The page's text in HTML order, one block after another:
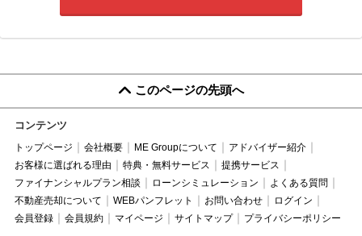
このページの先頭へ
コンテンツ
トップページ 会社概要 ME Groupについて
アドバイザー紹介
お客様に選ばれる理由
特典・無料サービス
提携サービス
ファイナンシャルプラン相談
ローンシミュレーション
よくある質問
不動産売却について
WEBパンフレット お問い合わせ
ログイン
会員登録
会員規約 マイページ サイトマップ プライバシーポリシー